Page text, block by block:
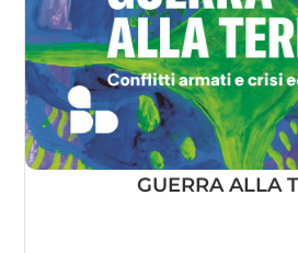
GUERRA ALLA